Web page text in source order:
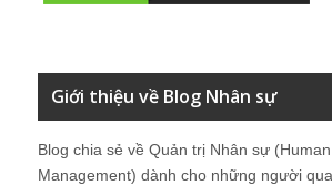
Giới thiệu về Blog Nhân sự
Blog chia sẻ về Quản trị Nhân sự
Management) dành cho những người